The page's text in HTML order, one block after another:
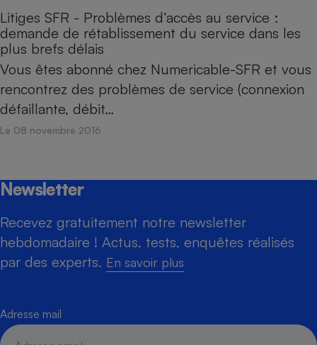
Litiges SFR - Problèmes d’accès au service :
demande de rétablissement du service dans les
plus brefs délais
Vous êtes abonné chez Numericable-SFR et vous
rencontrez des problèmes de service (connexion
défaillante, débit…
Le 08 novembre 2016
Newsletter
Recevez gratuitement notre newsletter
hebdomadaire ! Actus, tests, enquêtes réalisés
par des experts. En savoir plus
Adresse mail